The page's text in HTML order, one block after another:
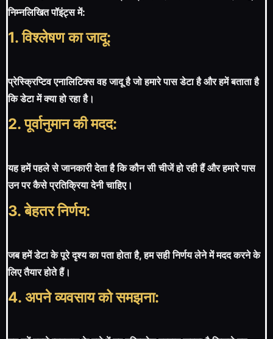
निम्नलिखित पॉइंट्स में:
1. विश्लेषण का जादू:
प्रेस्क्रिप्टिव एनालिटिक्स वह जादू है जो हमारे पास डेटा है और हमें बताता है
कि डेटा में क्या हो रहा है।
2. पूर्वानुमान की मदद:
यह हमें पहले से जानकारी देता है कि कौन सी चीजें हो रही हैं और हमारे पास
उन पर कैसे प्रतिक्रिया देनी चाहिए।
3. बेहतर निर्णय:
जब हमें डेटा के पूरे दृश्य का पता होता है, हम सही निर्णय लेने में मदद करने के
लिए तैयार होते हैं।
4. अपने व्यवसाय को समझना: